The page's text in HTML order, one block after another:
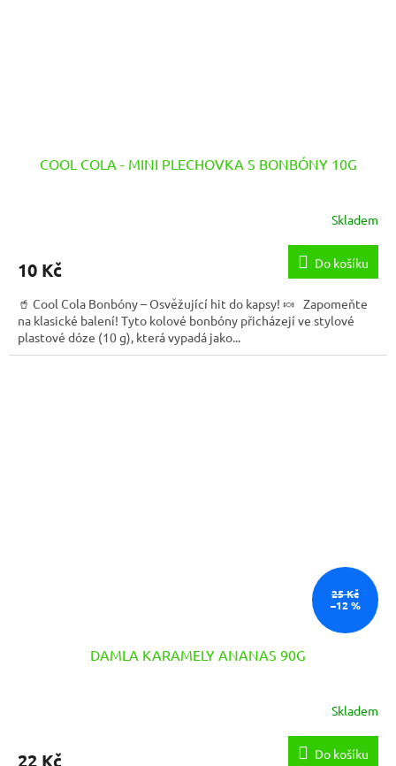
COOL COLA - MINI PLECHOVKA S BONBÓNY 10G
Skladem
10 Kč Do košíku
🥤 Cool Cola Bonbóny – Osvěžující hit do kapsy! 🍬 Zapomeňte
na klasické balení! Tyto kolové bonbóny přicházejí ve stylové
plastové dóze (10 g), která vypadá jako...
25 Kč
–12 %
DAMLA KARAMELY ANANAS 90G
Skladem
22 Kč Do košíku